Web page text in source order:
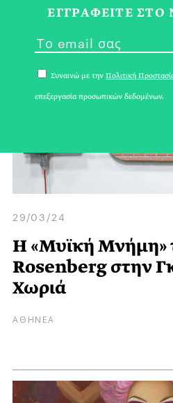
29/03/24
Η «Μυϊκή Μνήμη»
Rosenberg στην
Χωριά
ΑΘΗΝΕΑ
ΕΓΓPΑΦΕΙΤΕ ΣΤΟ
Συναινώ με την Πολιτική
επεξεργασία προσωπικών δεδομένων.